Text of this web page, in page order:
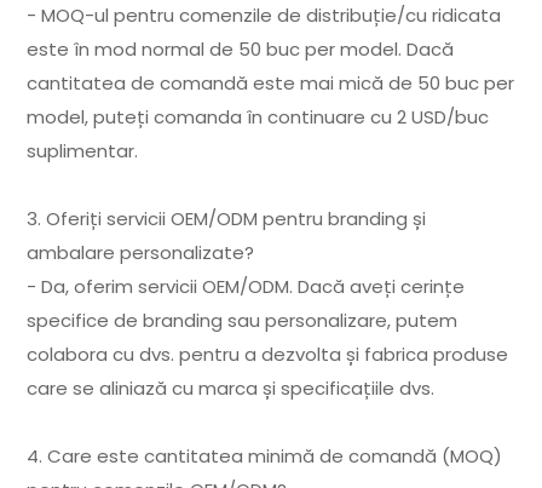
- MOQ-ul pentru comenzile de distribuție/cu ridicata
este în mod normal de 50 buc per model. Dacă
cantitatea de comandă este mai mică de 50 buc per
model, puteți comanda în continuare cu 2 USD/buc
suplimentar.
3. Oferiți servicii OEM/ODM pentru branding și
ambalare personalizate?
- Da, oferim servicii OEM/ODM. Dacă aveți cerințe
specifice de branding sau personalizare, putem
colabora cu dvs. pentru a dezvolta și fabrica produse
care se aliniază cu marca și specificațiile dvs.
4. Care este cantitatea minimă de comandă (MOQ)